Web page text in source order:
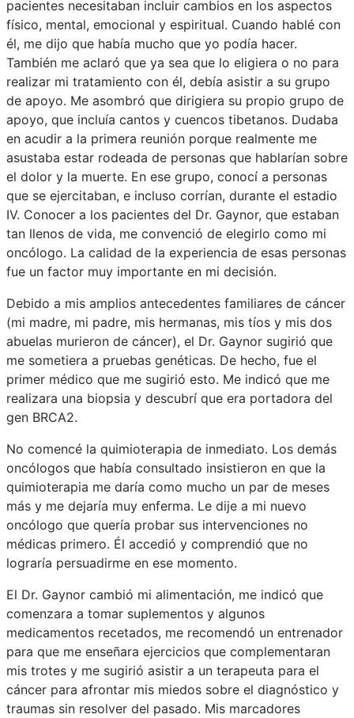
pacientes necesitaban incluir cambios en los aspectos
físico, mental, emocional y espiritual. Cuando hablé con
él, me dijo que había mucho que yo podía hacer.
También me aclaró que ya sea que lo eligiera o no para
realizar mi tratamiento con él, debía asistir a su grupo
de apoyo. Me asombró que dirigiera su propio grupo de
apoyo, que incluía cantos y cuencos tibetanos. Dudaba
en acudir a la primera reunión porque realmente me
asustaba estar rodeada de personas que hablarían sobre
el dolor y la muerte. En ese grupo, conocí a personas
que se ejercitaban, e incluso corrían, durante el estadio
IV. Conocer a los pacientes del Dr. Gaynor, que estaban
tan llenos de vida, me convenció de elegirlo como mi
oncólogo. La calidad de la experiencia de esas personas
fue un factor muy importante en mi decisión.
Debido a mis amplios antecedentes familiares de cáncer
(mi madre, mi padre, mis hermanas, mis tíos y mis dos
abuelas murieron de cáncer), el Dr. Gaynor sugirió que
me sometiera a pruebas genéticas. De hecho, fue el
primer médico que me sugirió esto. Me indicó que me
realizara una biopsia y descubrí que era portadora del
gen BRCA2.
No comencé la quimioterapia de inmediato. Los demás
oncólogos que había consultado insistieron en que la
quimioterapia me daría como mucho un par de meses
más y me dejaría muy enferma. Le dije a mi nuevo
oncólogo que quería probar sus intervenciones no
médicas primero. Él accedió y comprendió que no
lograría persuadirme en ese momento.
El Dr. Gaynor cambió mi alimentación, me indicó que
comenzara a tomar suplementos y algunos
medicamentos recetados, me recomendó un entrenador
para que me enseñara ejercicios que complementaran
mis trotes y me sugirió asistir a un terapeuta para el
cáncer para afrontar mis miedos sobre el diagnóstico y
traumas sin resolver del pasado. Mis marcadores